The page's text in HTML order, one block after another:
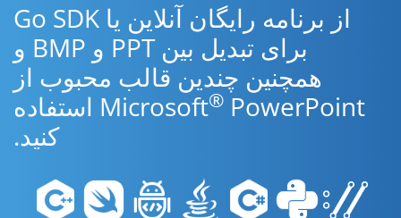
از برنامه رایگان آنلاین یا Go SDK
برای تبدیل بین PPT و BMP و
همچنین چندین قالب محبوب از
Microsoft®
PowerPoint استفاده
کنید.